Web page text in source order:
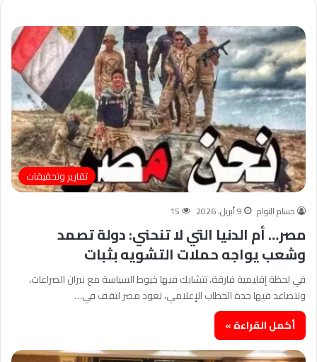
تقارير وتحقيقات
حسام النوام 9 أبريل، 2026 15
مصر… أم الدنيا التي لا تنحني: دولة تصمد
وشعب يواجه حملات التشويه بثبات
في لحظة إقليمية فارقة، تتشابك فيها خيوط السياسة مع نيران الصراعات،
وتتصاعد فيها حدة الخطاب الإعلامي، تعود مصر لتقف في…
أكمل القراءة »